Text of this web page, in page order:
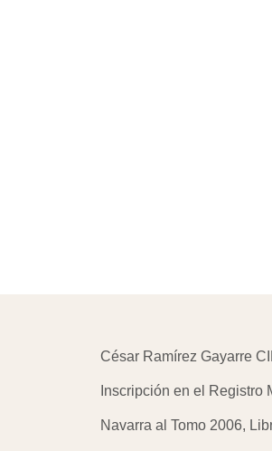
César Ramírez Gayarre
Inscripción en el Registro
Navarra al Tomo 2006,